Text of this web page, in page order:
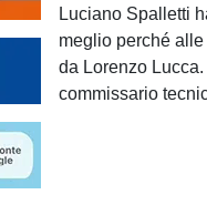
Luciano Spalletti
meglio perché
da Lorenzo
commissario